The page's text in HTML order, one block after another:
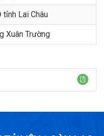
Lai Châu
Xuân Trường